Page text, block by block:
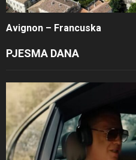
Avignon – Francuska
PJESMA DANA